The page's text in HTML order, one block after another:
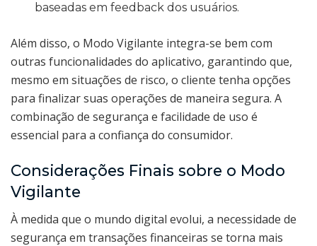
baseadas em feedback dos usuários.
Além disso, o Modo Vigilante integra-se bem com
outras funcionalidades do aplicativo, garantindo que,
mesmo em situações de risco, o cliente tenha opções
para finalizar suas operações de maneira segura. A
combinação de segurança e facilidade de uso é
essencial para a confiança do consumidor.
Considerações Finais sobre o Modo
Vigilante
À medida que o mundo digital evolui, a necessidade de
segurança em transações financeiras se torna mais